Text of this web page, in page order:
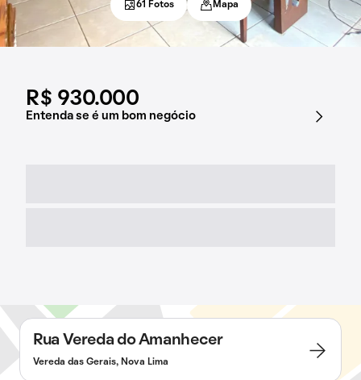
R$ 930.000
Entenda se é um bom negócio
61 Fotos Mapa
Rua Vereda do Amanhecer
Vereda das Gerais, Nova Lima